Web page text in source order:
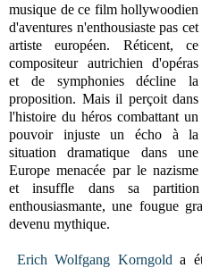
musique de ce film hollywoodien
d'aventures n'enthousiaste pas cet
artiste européen. Réticent, ce
compositeur autrichien d'opéras
et de symphonies décline la
proposition. Mais il perçoit dans
l'histoire du héros combattant un
pouvoir injuste un écho à la
situation dramatique dans une
Europe menacée par le nazisme
et insuffle dans sa partition
enthousiasmante, une fougue
devenu mythique.
Erich Wolfgang Korngold a